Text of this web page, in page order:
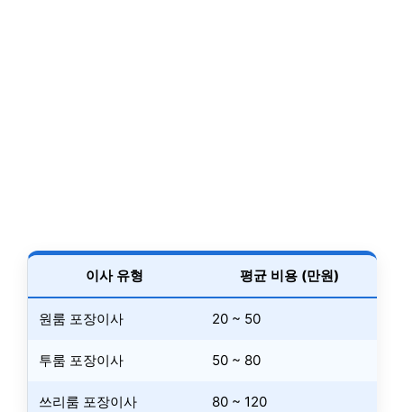
이사 유형 평균 비용 (만원)
원룸 포장이사 20 ~ 50
투룸 포장이사 50 ~ 80
쓰리룸 포장이사 80 ~ 120